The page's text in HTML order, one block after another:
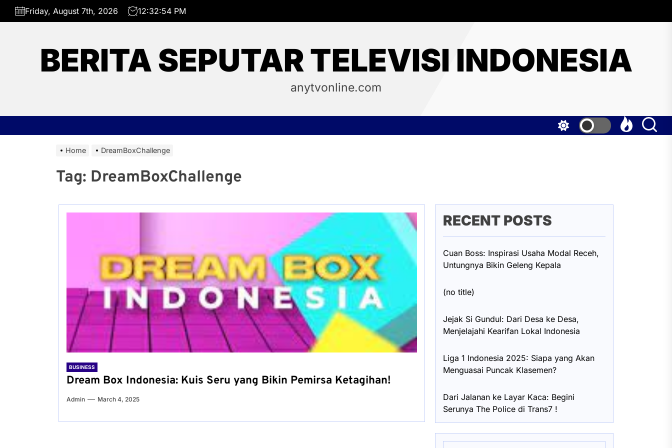
Skip
Friday, August 7th, 2026 12:32:54 PM
BERITA SEPUTAR TELEVISI INDONESIA
anytvonline.com
Home DreamBoxChallenge
Tag: DreamBoxChallenge
BUSINESS
Dream Box Indonesia: Kuis Seru yang Bikin Pemirsa Ketagihan!
Admin March 4, 2025
RECENT POSTS
Cuan Boss: Inspirasi Usaha Modal Receh,
Untungnya Bikin Geleng Kepala
(no title)
Jejak Si Gundul: Dari Desa ke Desa,
Menjelajahi Kearifan Lokal Indonesia
Liga 1 Indonesia 2025: Siapa yang Akan
Menguasai Puncak Klasemen?
Dari Jalanan ke Layar Kaca: Begini
Serunya The Police di Trans7 !